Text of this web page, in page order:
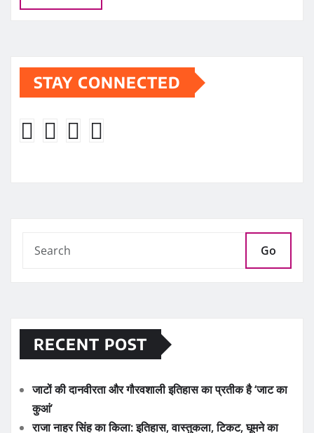
STAY CONNECTED
Go
RECENT POST
जाटों की दानवीरता और गौरवशाली इतिहास का प्रतीक है ‘जाट का
कुआं’
राजा नाहर सिंह का किला: इतिहास, वास्तुकला, टिकट, घूमने का